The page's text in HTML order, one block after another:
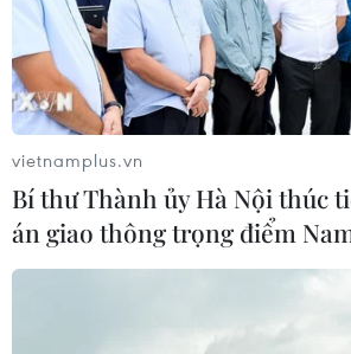
vietnamplus.vn
Bí thư Thành ủy Hà Nội thúc
án giao thông trọng điểm